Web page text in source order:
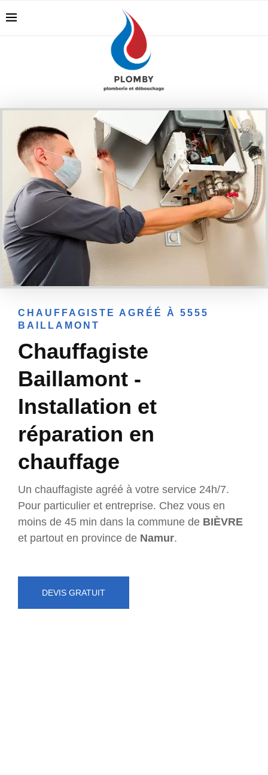
CHAUFFAGISTE AGRÉÉ À 5555
BAILLAMONT
Chauffagiste
Baillamont -
Installation et
réparation en
chauffage
Un chauffagiste agréé à votre service 24h/7.
Pour particulier et entreprise. Chez vous en
moins de 45 min dans la commune de BIÈVRE
et partout en province de Namur.
DEVIS GRATUIT